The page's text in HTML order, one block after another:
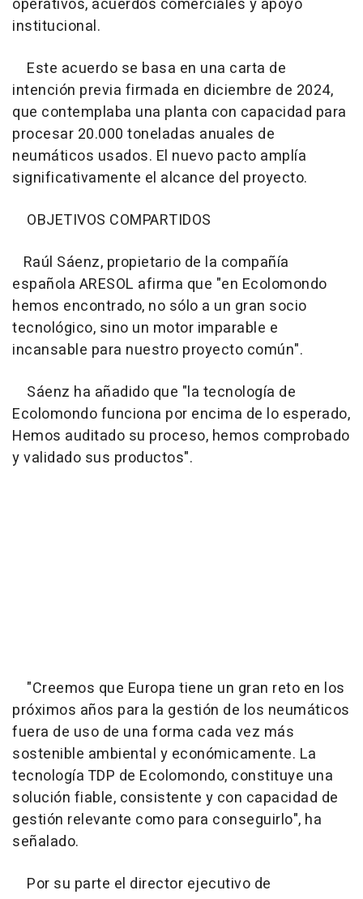
operativos, acuerdos comerciales y apoyo
institucional.
Este acuerdo se basa en una carta de
intención previa firmada en diciembre de 2024,
que contemplaba una planta con capacidad para
procesar 20.000 toneladas anuales de
neumáticos usados. El nuevo pacto amplía
significativamente el alcance del proyecto.
OBJETIVOS COMPARTIDOS
Raúl Sáenz, propietario de la compañía
española ARESOL afirma que "en Ecolomondo
hemos encontrado, no sólo a un gran socio
tecnológico, sino un motor imparable e
incansable para nuestro proyecto común".
Sáenz ha añadido que "la tecnología de
Ecolomondo funciona por encima de lo esperado,
Hemos auditado su proceso, hemos comprobado
y validado sus productos".
"Creemos que Europa tiene un gran reto en los
próximos años para la gestión de los neumáticos
fuera de uso de una forma cada vez más
sostenible ambiental y económicamente. La
tecnología TDP de Ecolomondo, constituye una
solución fiable, consistente y con capacidad de
gestión relevante como para conseguirlo", ha
señalado.
Por su parte el director ejecutivo de